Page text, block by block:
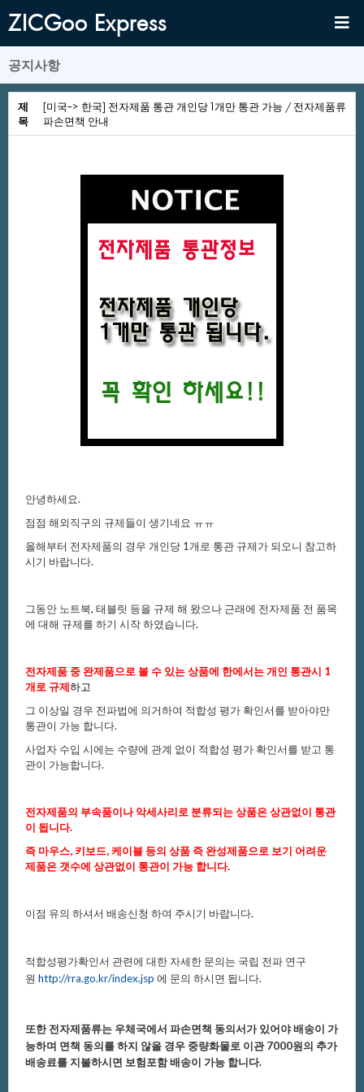
ZICGooExpress
공지사항
제
목
[미국->한국]전자제품통관개인당1개만통관가능/전자제품류
파손면책안내
안녕하세요.
점점해외직구의규제들이생기네요ㅠㅠ
올해부터전자제품의경우개인당1개로통관규제가되오니참고하
시기바랍니다.
그동안노트북,태블릿등을규제해왔으나근래에전자제품전품목
에대해 규제를하기시작하였습니다.
전자제품중완제품으로볼수있는상품에한에서는개인통관시1
개로규제하고
그이상일경우전파법에의거하여적합성평가확인서를받아야만
통관이가능합니다.
사업자수입시에는수량에관계없이적합성평가확인서를받고통
관이가능합니다.
전자제품의부속품이나악세사리로분류되는상품은상관없이통관
이됩니다.
즉마우스,키보드,케이블등의상품즉완성제품으로보기어려운
제품은 갯수에상관없이통관이가능합니다.
이점유의하셔서배송신청하여주시기바랍니다.
적합성평가확인서관련에대한자세한문의는국립전파연구
원 http://rra.go.kr/index.jsp 에 문의하시면됩니다.
또한전자제품류는우체국에서파손면책동의서가있어야배송이가
능하며 면책동의를하지않을경우중량화물로이관7000원의추가
배송료를지불하시면보험포함배송이가능합니다.